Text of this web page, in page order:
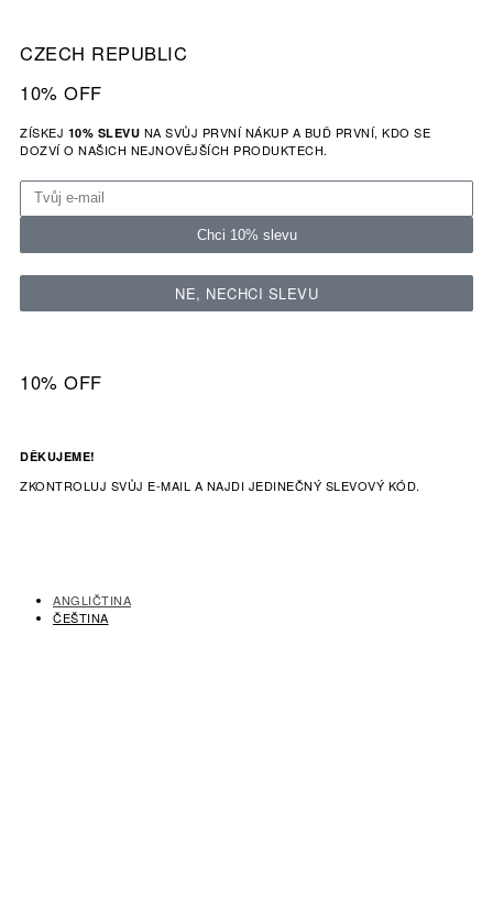
CZECH REPUBLIC
10% OFF
ZÍSKEJ 10% SLEVU NA SVŮJ PRVNÍ NÁKUP A BUĎ PRVNÍ, KDO SE
DOZVÍ O NAŠICH NEJNOVĚJŠÍCH PRODUKTECH.
Chci 10% slevu
NE, NECHCI SLEVU
10% OFF
DĚKUJEME!
ZKONTROLUJ SVŮJ E-MAIL A NAJDI JEDINEČNÝ SLEVOVÝ KÓD.
ANGLIČTINA
ČEŠTINA